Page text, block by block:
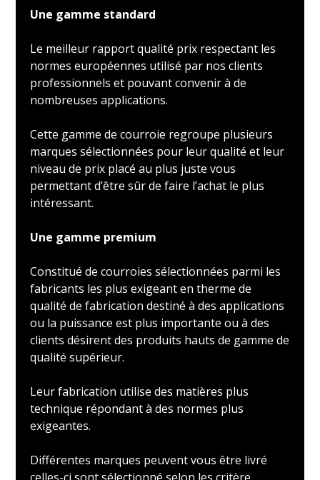
Une gamme standard
Le meilleur rapport qualité prix respectant les
normes européennes utilisé par nos clients
professionnels et pouvant convenir à de
nombreuses applications.
Cette gamme de courroie regroupe plusieurs
marques sélectionnées pour leur qualité et leur
niveau de prix placé au plus juste vous
permettant d’être sûr de faire l’achat le plus
intéressant.
Une gamme premium
Constitué de courroies sélectionnées parmi les
fabricants les plus exigeant en therme de
qualité de fabrication destiné à des applications
ou la puissance est plus importante ou à des
clients désirent des produits hauts de gamme de
qualité supérieur.
Leur fabrication utilise des matières plus
technique répondant à des normes plus
exigeantes.
Différentes marques peuvent vous être livré